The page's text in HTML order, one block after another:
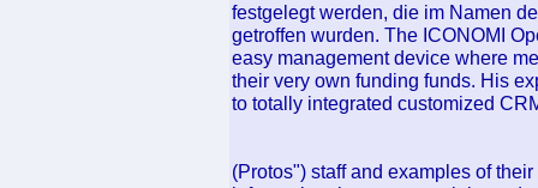
festgelegt werden, die im Namen
getroffen wurden. The ICONOMI
easy management device where
their very own funding funds. His
to totally integrated customized
(Protos") staff and examples of